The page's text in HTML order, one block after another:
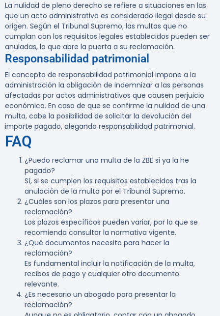
La nulidad de pleno derecho se refiere a situaciones en las
que un acto administrativo es considerado ilegal desde su
origen. Según el Tribunal Supremo, las multas que no
cumplan con los requisitos legales establecidos pueden ser
anuladas, lo que abre la puerta a su reclamación.
Responsabilidad patrimonial
El concepto de responsabilidad patrimonial impone a la
administración la obligación de indemnizar a las personas
afectadas por actos administrativos que causen perjuicio
económico. En caso de que se confirme la nulidad de una
multa, cabe la posibilidad de solicitar la devolución del
importe pagado, alegando responsabilidad patrimonial.
FAQ
¿Puedo reclamar una multa de la ZBE si ya la he
pagado?
Sí, si se cumplen los requisitos establecidos tras la
anulación de la multa por el Tribunal Supremo.
¿Cuáles son los plazos para presentar una
reclamación?
Los plazos específicos pueden variar, por lo que se
recomienda consultar la normativa vigente.
¿Qué documentos necesito para hacer la
reclamación?
Es fundamental incluir la notificación de la multa,
recibos de pago y cualquier otro documento
relevante.
¿Es necesario un abogado para presentar la
reclamación?